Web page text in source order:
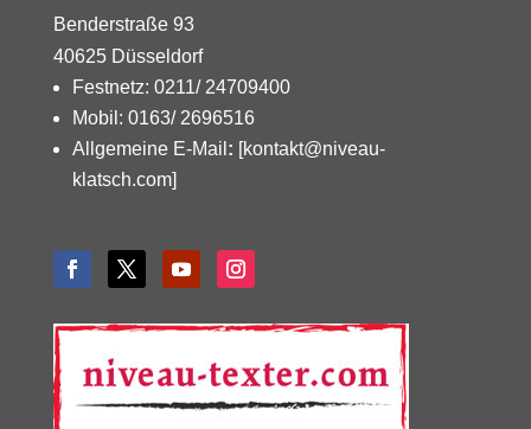
Benderstraße 93
40625 Düsseldorf
Festnetz: 0211/ 24709400
Mobil: 0163/ 2696516
Allgemeine E-Mail : [kontakt@niveau-
klatsch.com]